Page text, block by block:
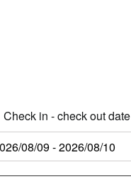
Check in - check out date